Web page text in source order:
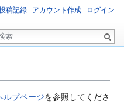
ルプページを参照してくださ
稿記録 アカウント作成 ログイン